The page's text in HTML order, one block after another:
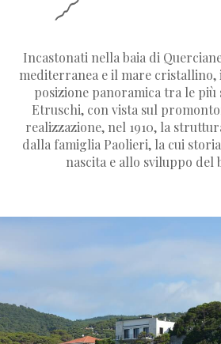
Incastonati nella baia di
mediterranea e il mare
posizione panoramica tra le
Etruschi, con vista sul
realizzazione, nel 1910, la
dalla famiglia Paolieri, la cui
nascita e allo sviluppo del